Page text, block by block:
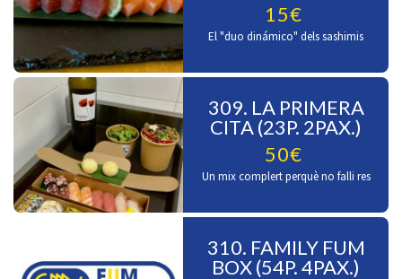
15€
El "duo dinámico" dels sashimis
309. LA PRIMERA
CITA (23P. 2PAX.)
50€
Un mix complert perquè no falli res
310. FAMILY FUM
BOX (54P. 4PAX.)